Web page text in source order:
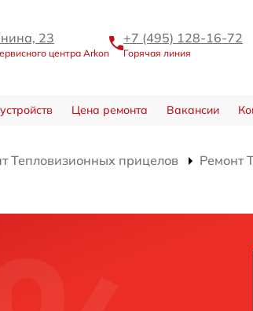
23
центра Arkon
+7 (495) 128-16-72
Горячая линия
Цена ремонта Вакансии
Тепловизионных прицелов
Ремонт